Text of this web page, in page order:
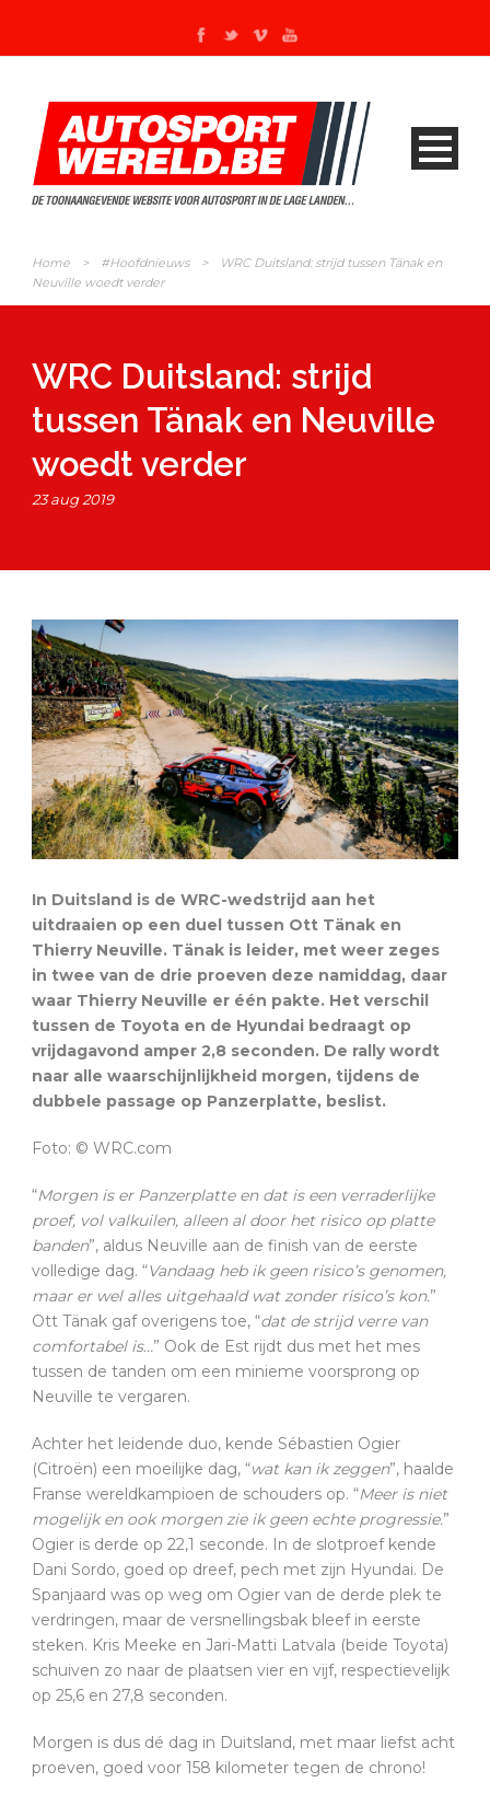
Home > #Hoofdnieuws >
WRC Duitsland: strijd tussen Tänak en
Neuville woedt verder
WRC Duitsland: strijd
tussen Tänak en Neuville
woedt verder
23 aug 2019
In Duitsland is de WRC-wedstrijd aan het
uitdraaien op een duel tussen Ott Tänak en
Thierry Neuville. Tänak is leider, met weer zeges
in twee van de drie proeven deze namiddag, daar
waar Thierry Neuville er één pakte. Het verschil
tussen de Toyota en de Hyundai bedraagt op
vrijdagavond amper 2,8 seconden. De rally wordt
naar alle waarschijnlijkheid morgen, tijdens de
dubbele passage op Panzerplatte, beslist.
Foto: © WRC.com
“Morgen is er Panzerplatte en dat is een verraderlijke
proef, vol valkuilen, alleen al door het risico op platte
banden”, aldus Neuville aan de finish van de eerste
volledige dag. “Vandaag heb ik geen risico’s genomen,
maar er wel alles uitgehaald wat zonder risico’s kon.”
Ott Tänak gaf overigens toe, “dat de strijd verre van
comfortabel is…” Ook de Est rijdt dus met het mes
tussen de tanden om een minieme voorsprong op
Neuville te vergaren.
Achter het leidende duo, kende Sébastien Ogier
(Citroën) een moeilijke dag, “wat kan ik zeggen”, haalde
Franse wereldkampioen de schouders op. “Meer is niet
mogelijk en ook morgen zie ik geen echte progressie.”
Ogier is derde op 22,1 seconde. In de slotproef kende
Dani Sordo, goed op dreef, pech met zijn Hyundai. De
Spanjaard was op weg om Ogier van de derde plek te
verdringen, maar de versnellingsbak bleef in eerste
steken. Kris Meeke en Jari-Matti Latvala (beide Toyota)
schuiven zo naar de plaatsen vier en vijf, respectievelijk
op 25,6 en 27,8 seconden.
Morgen is dus dé dag in Duitsland, met maar liefst acht
proeven, goed voor 158 kilometer tegen de chrono!